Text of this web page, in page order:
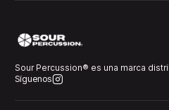
Sour Percussion® es una marca
Síguenos